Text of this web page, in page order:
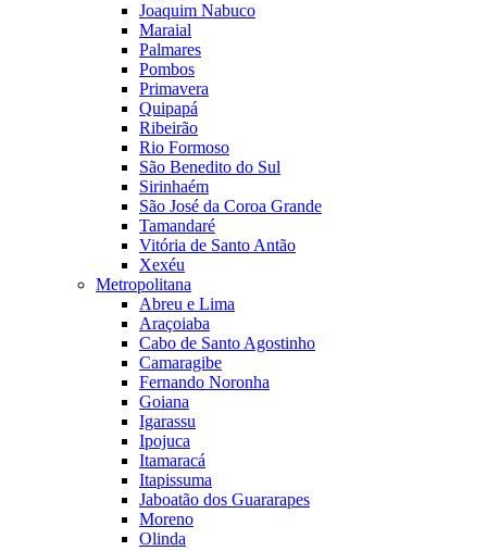
Joaquim Nabuco
Maraial
Palmares
Pombos
Primavera
Quipapá
Ribeirão
Rio Formoso
São Benedito do Sul
Sirinhaém
São José da Coroa Grande
Tamandaré
Vitória de Santo Antão
Xexéu
Metropolitana
Abreu e Lima
Araçoiaba
Cabo de Santo Agostinho
Camaragibe
Fernando Noronha
Goiana
Igarassu
Ipojuca
Itamaracá
Itapissuma
Jaboatão dos Guararapes
Moreno
Olinda